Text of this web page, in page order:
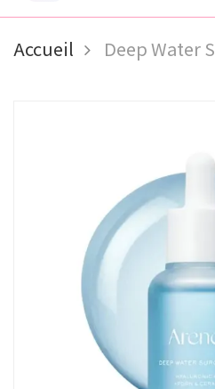
Accueil Deep Water